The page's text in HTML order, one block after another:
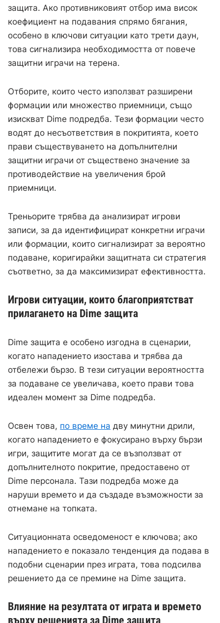
защита. Ако противниковият отбор има висок
коефициент на подавания спрямо бягания,
особено в ключови ситуации като трети даун,
това сигнализира необходимостта от повече
защитни играчи на терена.
Отборите, които често използват разширени
формации или множество приемници, също
изискват Dime подредба. Тези формации често
водят до несъответствия в покритията, което
прави съществуването на допълнителни
защитни играчи от съществено значение за
противодействие на увеличения брой
приемници.
Треньорите трябва да анализират игрови
записи, за да идентифицират конкретни играчи
или формации, които сигнализират за вероятно
подаване, коригирайки защитната си стратегия
съответно, за да максимизират ефективността.
Игрови ситуации, които благоприятстват
прилагането на Dime защита
Dime защита е особено изгодна в сценарии,
когато нападението изостава и трябва да
отбележи бързо. В тези ситуации вероятността
за подаване се увеличава, което прави това
идеален момент за Dime подредба.
Освен това, по време на дву минутни дрили,
когато нападението е фокусирано върху бързи
игри, защитите могат да се възползват от
допълнителното покритие, предоставено от
Dime персонала. Тази подредба може да
наруши времето и да създаде възможности за
отнемане на топката.
Ситуационната осведоменост е ключова; ако
нападението е показало тенденция да подава в
подобни сценарии през играта, това подсилва
решението да се премине на Dime защита.
Влияние на резултата от играта и времето
върху решенията за Dime защита